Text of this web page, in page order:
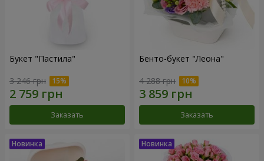
Букет "Пастила"
3 246 грн
Заказать
Бенто-букет "Леона"
4 288 грн
Заказать